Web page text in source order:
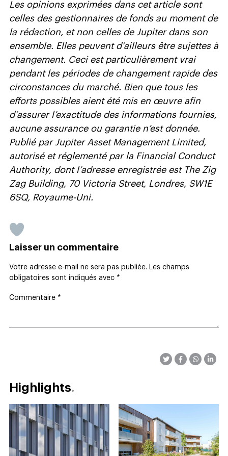
Les opinions exprimées dans cet article sont
celles des gestionnaires de fonds au moment de
la rédaction, et non celles de Jupiter dans son
ensemble. Elles peuvent d’ailleurs être sujettes à
changement. Ceci est particulièrement vrai
pendant les périodes de changement rapide des
circonstances du marché. Bien que tous les
efforts possibles aient été mis en œuvre afin
d’assurer l’exactitude des informations fournies,
aucune assurance ou garantie n’est donnée.
Publié par Jupiter Asset Management Limited,
autorisé et réglementé par la Financial Conduct
Authority, dont l’adresse enregistrée est The Zig
Zag Building, 70 Victoria Street, Londres, SW1E
6SQ, Royaume-Uni.
Laisser un commentaire
Votre adresse e-mail ne sera pas publiée. Les champs
obligatoires sont indiqués avec *
Commentaire *
Highlights